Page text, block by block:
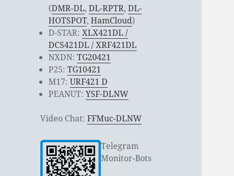
(DMR-DL,DL-RPTR,DL-
HOTSPOT,HamCloud)
D-STAR:XLX421DL /
DCS421DL / XRF421DL
NXDN:TG20421
P25:TG10421
M17:URF421 D
PEANUT:YSF-DLNW
Video Chat:FFMuc-DLNW
Telegram
Monitor-Bots